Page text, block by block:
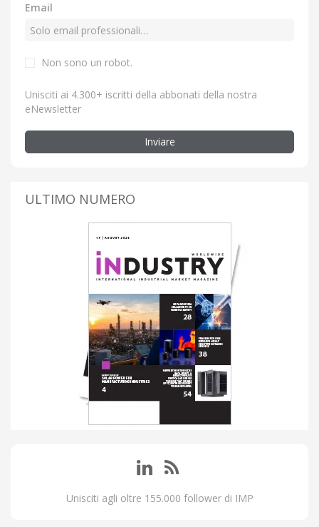
Email
Non sono un robot.
Unisciti ai 4.300+ iscritti della abbonati della nostra
eNewsletter
Inviare
ULTIMO NUMERO
Unisciti agli oltre 155.000 follower di IMP